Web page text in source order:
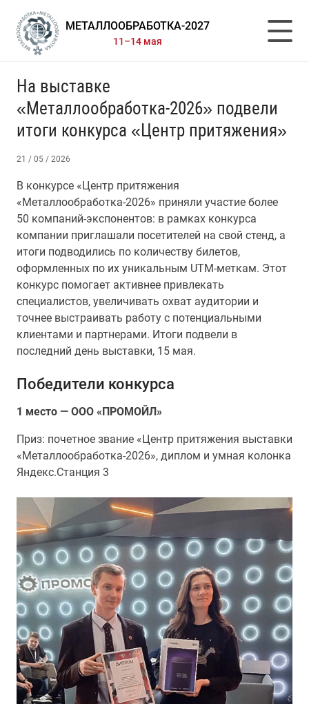
МЕТАЛЛООБРАБОТКА-2027
11–14 мая
На выставке
«Металлообработка-2026» подвели
итоги конкурса «Центр притяжения»
21 / 05 / 2026
В конкурсе «Центр притяжения
«Металлообработка-2026» приняли участие более
50 компаний-экспонентов: в рамках конкурса
компании приглашали посетителей на свой стенд, а
итоги подводились по количеству билетов,
оформленных по их уникальным UTM-меткам. Этот
конкурс помогает активнее привлекать
специалистов, увеличивать охват аудитории и
точнее выстраивать работу с потенциальными
клиентами и партнерами. Итоги подвели в
последний день выставки, 15 мая.
Победители конкурса
1 место — ООО «ПРОМОЙЛ»
Приз: почетное звание «Центр притяжения выставки
«Металлообработка-2026», диплом и умная колонка
Яндекс.Станция 3